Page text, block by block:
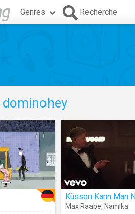
Genres Recherche
dominohey
Max Raabe, Namika